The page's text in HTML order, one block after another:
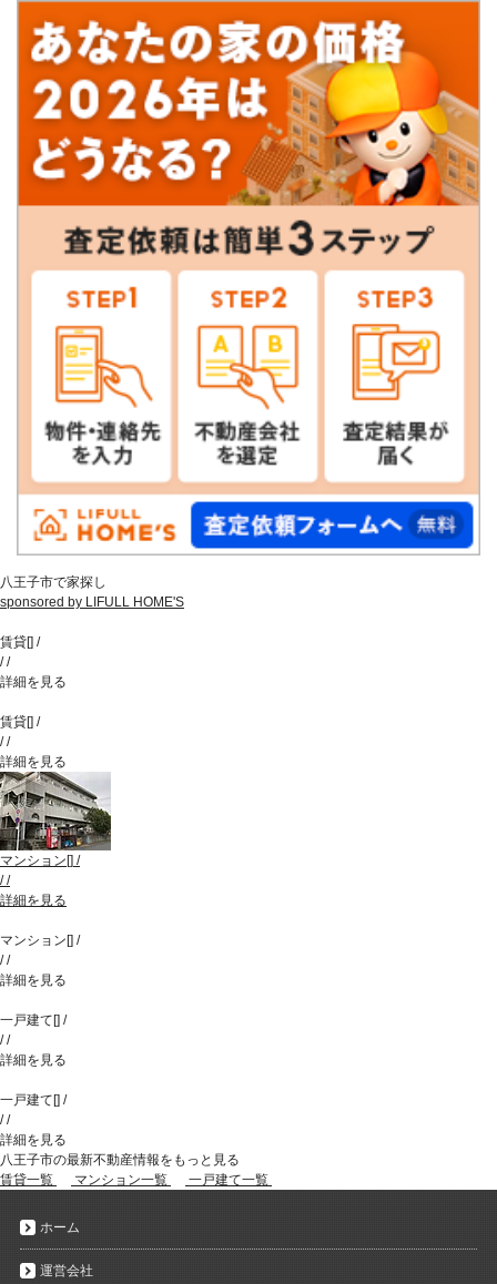
八王子市で家探し
sponsored by LIFULL HOME'S
賃貸[] /
//
詳細を見る
賃貸[] /
//
詳細を見る
マンション [] /
//
詳細を見る
マンション [] /
//
詳細を見る
一戸建て [] /
//
詳細を見る
一戸建て [] /
//
詳細を見る
八王子市の最新不動産情報をもっと見る
賃貸一覧
マンション一覧 一戸建て一覧
ホーム
運営会社